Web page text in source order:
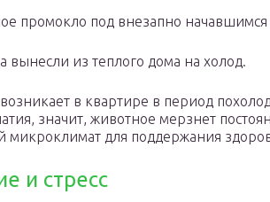
промокло под внезапно
вынесли из теплого дома на холод.
в квартире в период
значит, животное мерзнет
микроклимат для поддержания
и стресс